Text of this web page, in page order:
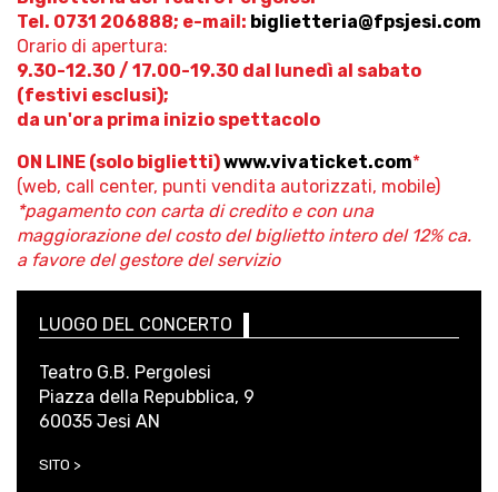
Tel. 0731 206888; e-mail: biglietteria@fpsjesi.com
Orario di apertura:
9.30-12.30 / 17.00-19.30 dal lunedì al sabato
(festivi esclusi);
da un'ora prima inizio spettacolo
ON LINE (solo biglietti)www.vivaticket.com*
(web, call center, punti vendita autorizzati, mobile)
*pagamento con carta di credito e con una
maggiorazione del costo del biglietto intero del 12% ca.
a favore del gestore del servizio
LUOGO DEL CONCERTO
Teatro G.B. Pergolesi
Piazza della Repubblica, 9
60035 Jesi AN
SITO >